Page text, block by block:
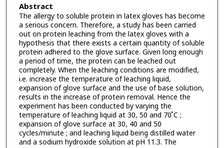
Abstract
The allergy to soluble protein in latex gloves has become
a serious concern. Therefore, a study has been carried
out on protein leaching from the latex gloves with a
hypothesis that there exists a certain quantity of soluble
protein adhered to the glove surface. Given long enough
a period of time, the protein can be leached out
completely. When the leaching conditions are modified,
i.e. increase the temperature of leaching liquid,
expansion of glove surface and the use of base solution,
results in the increase of protein removal. Hence the
experiment has been conducted by varying the
temperature of leaching liquid at 30, 50 and 70 ํC ;
expansion of glove surface at 30, 40 and 50
cycles/minute ; and leaching liquid being distilled water
and a sodium hydroxide solution at pH 11.3. The